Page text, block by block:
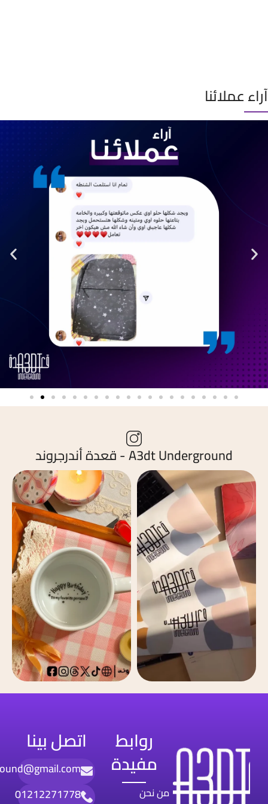
آراء عملائنا
A3dt Underground - قعدة أندرجروند
روابط
مفيدة
من نحن
اتصل بينا
01212271778